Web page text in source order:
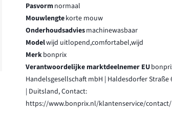
Pasvormnormaal
Mouwlengtekorte mouw
Onderhoudsadviesmachinewasbaar
Modelwijd uitlopend,comfortabel,wijd
Merkbonprix
Verantwoordelijke marktdeelnemer EU
Handelsgesellschaft mbH | Haldesdorfer Straße
| Duitsland, Contact:
https://www.bonprix.nl/klantenservice/contact/